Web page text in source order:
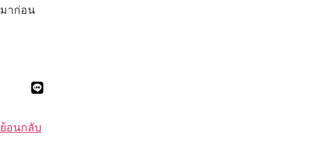
มาก่อน
ย้อนกลับ